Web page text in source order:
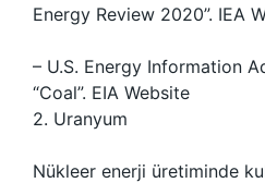
Energy Review 2020”. IEA
– U.S. Energy Information
“Coal”. EIA Website
2. Uranyum
Nükleer enerji üretiminde